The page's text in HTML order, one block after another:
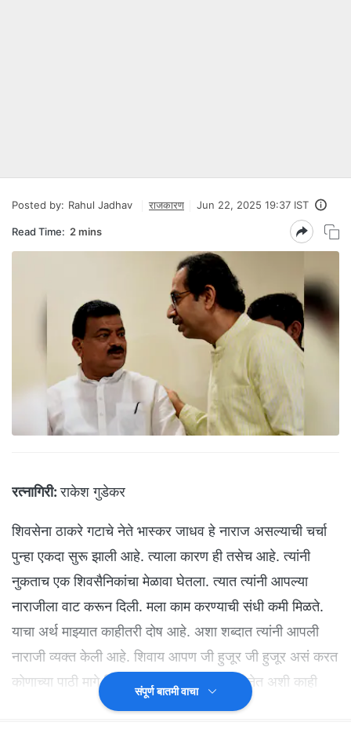
Posted by: Rahul Jadhav राजकारण Jun 22, 2025 19:37 IST
Read Time: 2 mins
रत्नागिरी: राकेश गुडेकर
शिवसेना ठाकरे गटाचे नेते भास्कर जाधव हे नाराज असल्याची चर्चा
पुन्हा एकदा सुरू झाली आहे. त्याला कारण ही तसेच आहे. त्यांनी
नुकताच एक शिवसैनिकांचा मेळावा घेतला. त्यात त्यांनी आपल्या
नाराजीला वाट करून दिली. मला काम करण्याची संधी कमी मिळते.
याचा अर्थ माझ्यात काहीतरी दोष आहे. अशा शब्दात त्यांनी आपली
नाराजी व्यक्त केली आहे. शिवाय आपण जी हुजूर जी हुजूर असं करत
कोणाच्या पाठी मागे फिरत नाही. असं म्हणत शिवसेनेत अशी काही
पद्धत सुरू आहे का? याची चर्चा या निमित्ताने सुरू झाली आहे.
संपूर्ण बातमी वाचा